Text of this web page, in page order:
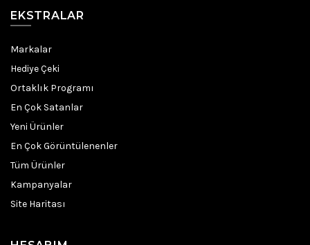
EKSTRALAR
Markalar
Hediye Çeki
Ortaklık Programı
En Çok Satanlar
Yeni Ürünler
En Çok Görüntülenenler
Tüm Ürünler
Kampanyalar
Site Haritası